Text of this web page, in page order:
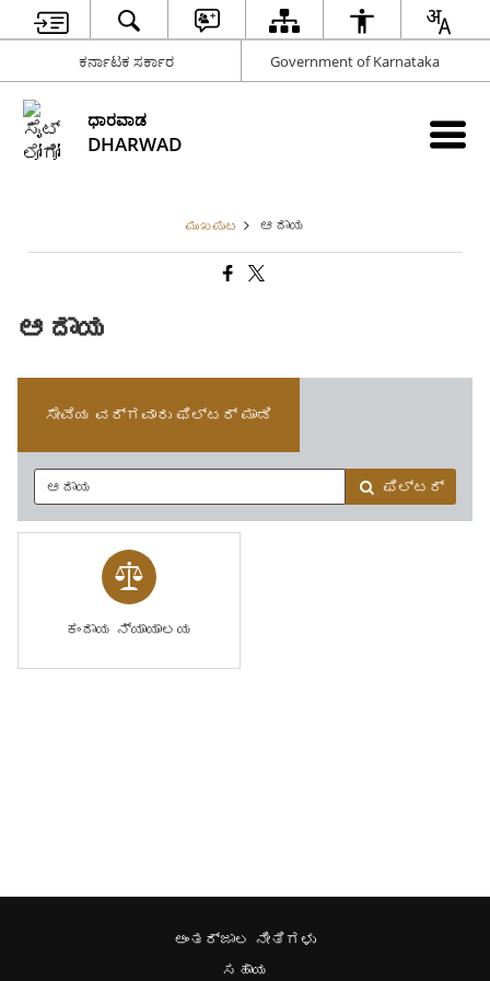
ಕರ್ನಾಟಕ ಸರ್ಕಾರ Government of Karnataka
ಧಾರವಾಡ
DHARWAD
ಮುಖಪುಟ ಆದಾಯ
ಆದಾಯ
ಸೇವೆಯ ವರ್ಗವಾರು ಫಿಲ್ಟರ್ ಮಾಡಿ
ಫಿಲ್ಟರ್
ಕಂದಾಯ ನ್ಯಾಯಾಲಯ
ಅಂತರ್ಜಾಲ ನೀತಿಗಳು
ಸಹಾಯ